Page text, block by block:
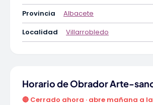
Provincia
Albacete
Localidad
Villarrobledo
Horario de Obrador Arte-
🔴 Cerrado ahora · abre mañana a